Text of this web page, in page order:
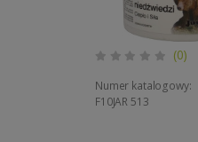
(0)
Numer katalogowy:
F10JAR 513